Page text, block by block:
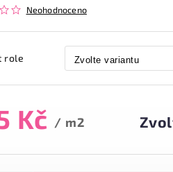
Neohodnoceno
role
Kč / m2